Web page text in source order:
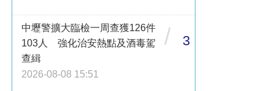
中壢警擴大臨檢一周查獲126件
103人 強化治安熱點及酒毒駕
查緝
2026-08-08 15:51
/ 3